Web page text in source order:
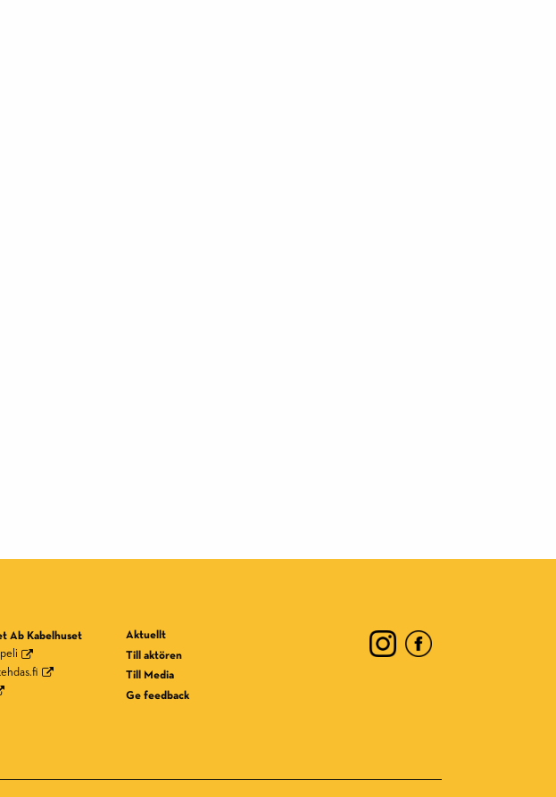
Ab Kabelhuset
Aktuellt
Till aktören
Till Media
Ge feedback